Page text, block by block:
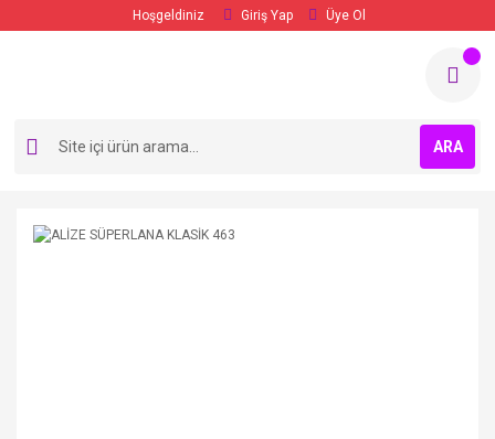
Hoşgeldiniz Giriş Yap Üye Ol
ARA